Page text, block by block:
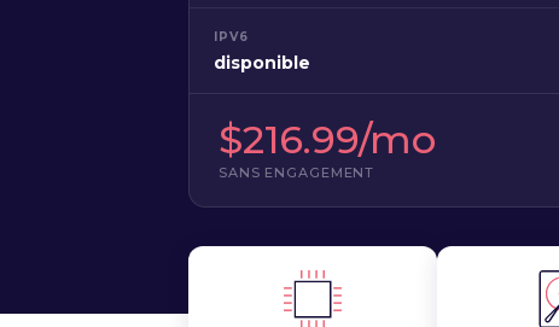
IPV6
disponible
$216.99/mo
SANS ENGAGEMENT